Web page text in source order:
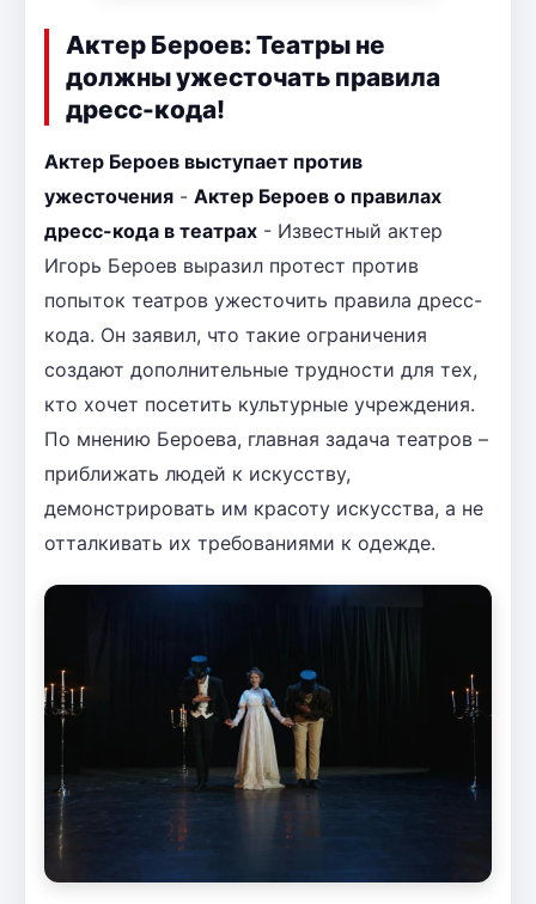
Актер Бероев: Театры не
должны ужесточать правила
дресс-кода!
Актер Бероев выступает против
ужесточения - Актер Бероев о правилах
дресс-кода в театрах - Известный актер
Игорь Бероев выразил протест против
попыток театров ужесточить правила дресс-
кода. Он заявил, что такие ограничения
создают дополнительные трудности для тех,
кто хочет посетить культурные учреждения.
По мнению Бероева, главная задача театров –
приближать людей к искусству,
демонстрировать им красоту искусства, а не
отталкивать их требованиями к одежде.